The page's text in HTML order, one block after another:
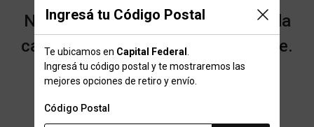
Ingresá tu Código Postal
Te ubicamos en Capital Federal
Ingresá tu código postal y te mostraremos las
mejores opciones de retiro y envío.
Código Postal
No encontramos resultados para la
categoría "Parlantes" que buscaste.